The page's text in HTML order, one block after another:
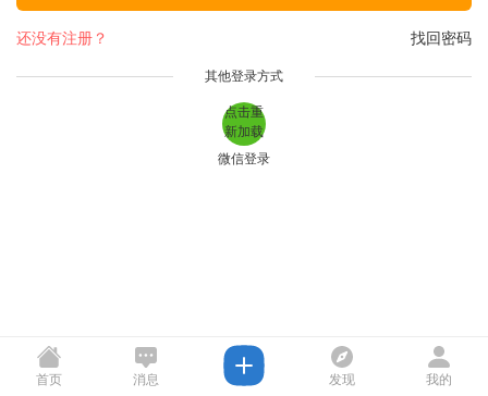
找回密码
还没有注册？
其他登录方式
点击重
新加载
微信登录
首页 消息 发现 我的